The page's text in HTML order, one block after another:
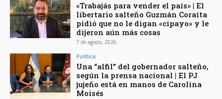
«Trabajás para vender el país» | El
libertario salteño Guzmán Coraita
pidió que no le digan «cipayo» y le
dijeron aún más cosas
7 de agosto, 2026
Política
Una “alfil” del gobernador salteño,
según la prensa nacional | El PJ
jujeño está en manos de Carolina
Moisés